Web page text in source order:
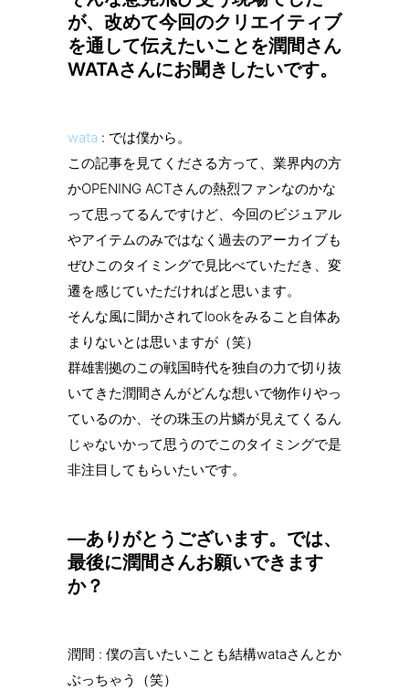
が、改めて今回のクリエイティブ
を通して伝えたいことを潤間さん
WATAさんにお聞きしたいです。
wata : では僕から。
この記事を見てくださる方って、業界内の方
かOPENING ACTさんの熱烈ファンなのかな
って思ってるんですけど、今回のビジュアル
やアイテムのみではなく過去のアーカイブも
ぜひこのタイミングで見比べていただき、変
遷を感じていただければと思います。
そんな風に聞かされてlookをみること自体あ
まりないとは思いますが（笑）
群雄割拠のこの戦国時代を独自の力で切り抜
いてきた潤間さんがどんな想いで物作りやっ
ているのか、その珠玉の片鱗が見えてくるん
じゃないかって思うのでこのタイミングで是
非注目してもらいたいです。
—ありがとうございます。では、
最後に潤間さんお願いできます
か？
潤間 : 僕の言いたいことも結構wataさんとか
ぶっちゃう（笑）